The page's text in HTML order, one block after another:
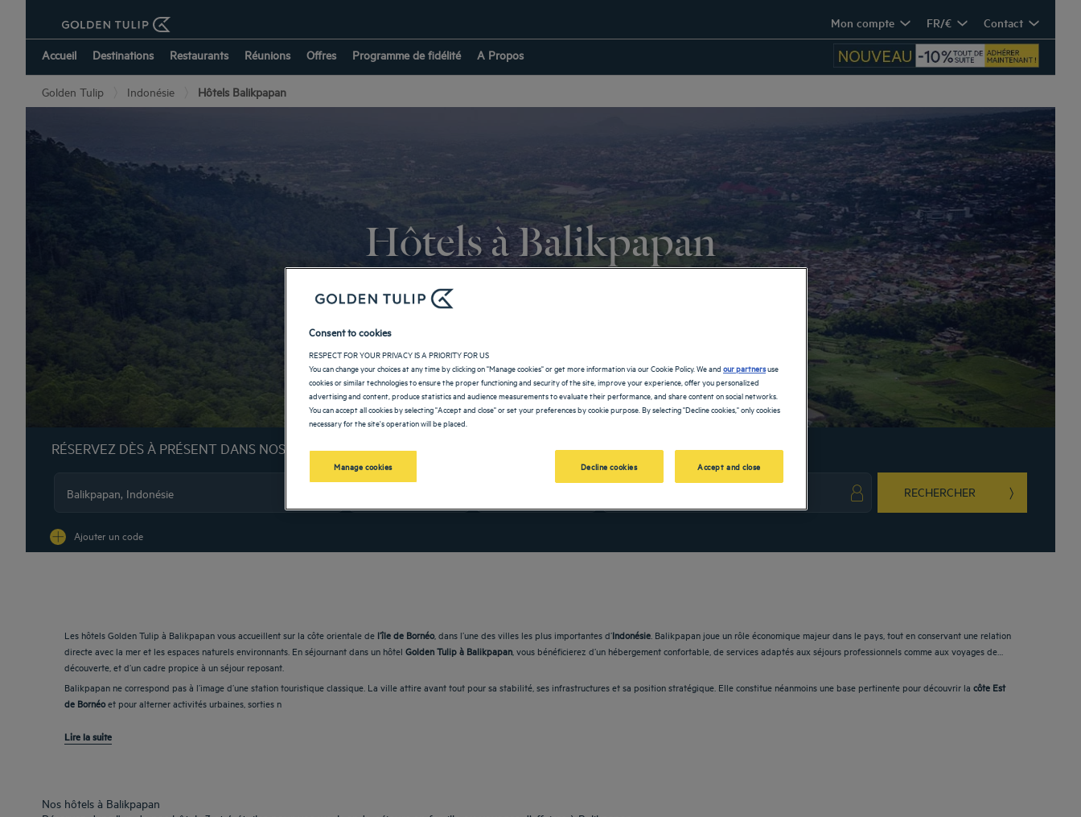
Mon compte FR/€ Contact
Accueil Destinations Restaurants Réunions Offres Programme de fidélité A Propos
Golden Tulip Indonésie Hôtels Balikpapan
Hôtels à Balikpapan
RÉSERVEZ DÈS À PRÉSENT DANS NOS HÔTELS GOLDEN TULIP
RECHERCHER
Ajouter un code
Les hôtels Golden Tulip à Balikpapan vous accueillent sur la côte orientale de l’île de Bornéo, dans l’une des villes les plus importantes d’Indonésie . Balikpapan joue un rôle économique majeur dans le pays, tout en conservant une relation
directe avec la mer et les espaces naturels environnants. En séjournant dans un hôtel Golden Tulip à Balikpapan , vous bénéficierez d’un hébergement confortable, de services adaptés aux séjours professionnels comme aux voyages de
découverte, et d’un cadre propice à un séjour reposant.
Balikpapan ne correspond pas à l’image d’une station touristique classique. La ville attire avant tout pour sa stabilité, ses infrastructures et sa position stratégique. Elle constitue néanmoins une base pertinente pour découvrir la côte Est
de Bornéoet pour alterner activités urbaines, sorties n
Lire la suite
Nos hôtels à Balikpapan
Consent to cookies
RESPECT FOR YOUR PRIVACY IS A PRIORITY FOR US
You can change your choices at any time by clicking on "Manage cookies" or get more information via our Cookie Policy. We andour partnersuse
cookies or similar technologies to ensure the proper functioning and security of the site, improve your experience, offer you personalized
advertising and content, produce statistics and audience measurements to evaluate their performance, and share content on social networks.
You can accept all cookies by selecting "Accept and close" or set your preferences by cookie purpose. By selecting "Decline cookies," only cookies
necessary for the site's operation will be placed.
Manage cookies Decline cookies Accept and close